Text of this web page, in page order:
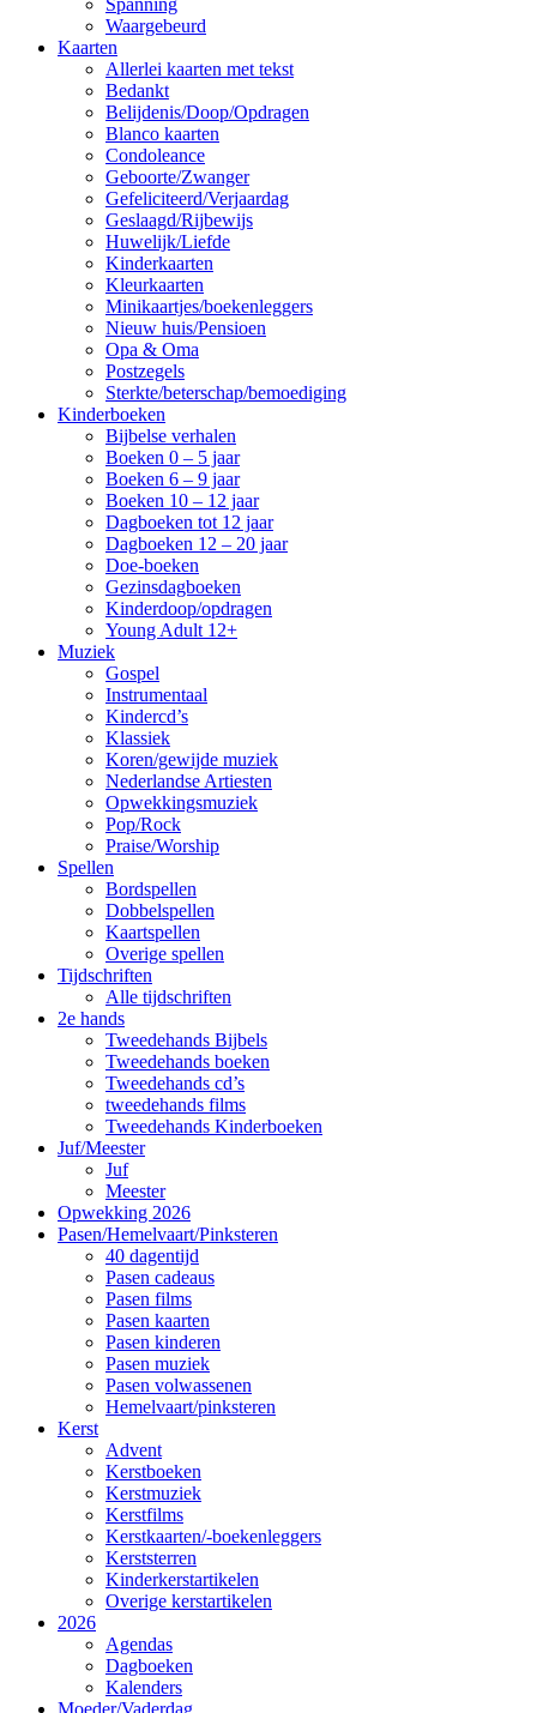
Spanning
Waargebeurd
Kaarten
Allerlei kaarten met tekst
Bedankt
Belijdenis/Doop/Opdragen
Blanco kaarten
Condoleance
Geboorte/Zwanger
Gefeliciteerd/Verjaardag
Geslaagd/Rijbewijs
Huwelijk/Liefde
Kinderkaarten
Kleurkaarten
Minikaartjes/boekenleggers
Nieuw huis/Pensioen
Opa & Oma
Postzegels
Sterkte/beterschap/bemoediging
Kinderboeken
Bijbelse verhalen
Boeken 0 – 5 jaar
Boeken 6 – 9 jaar
Boeken 10 – 12 jaar
Dagboeken tot 12 jaar
Dagboeken 12 – 20 jaar
Doe-boeken
Gezinsdagboeken
Kinderdoop/opdragen
Young Adult 12+
Muziek
Gospel
Instrumentaal
Kindercd’s
Klassiek
Koren/gewijde muziek
Nederlandse Artiesten
Opwekkingsmuziek
Pop/Rock
Praise/Worship
Spellen
Bordspellen
Dobbelspellen
Kaartspellen
Overige spellen
Tijdschriften
Alle tijdschriften
2e hands
Tweedehands Bijbels
Tweedehands boeken
Tweedehands cd’s
tweedehands films
Tweedehands Kinderboeken
Juf/Meester
Juf
Meester
Opwekking 2026
Pasen/Hemelvaart/Pinksteren
40 dagentijd
Pasen cadeaus
Pasen films
Pasen kaarten
Pasen kinderen
Pasen muziek
Pasen volwassenen
Hemelvaart/pinksteren
Kerst
Advent
Kerstboeken
Kerstmuziek
Kerstfilms
Kerstkaarten/-boekenleggers
Kerststerren
Kinderkerstartikelen
Overige kerstartikelen
2026
Agendas
Dagboeken
Kalenders
Moeder/Vaderdag